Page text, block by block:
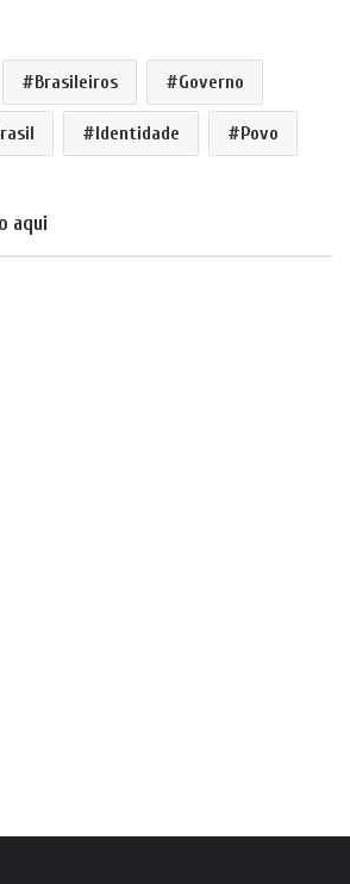
Brasileiros Governo
Identidade Povo
aqui